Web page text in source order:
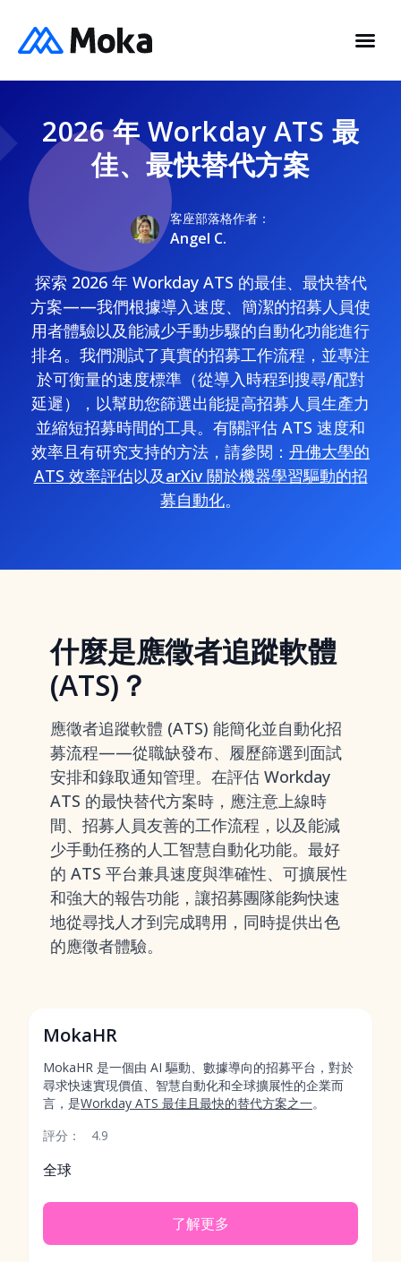
2026 年 Workday ATS 最
佳、最快替代方案
客座部落格作者：
Angel C.
探索 2026 年 Workday ATS 的最佳、最快替代
方案——我們根據導入速度、簡潔的招募人員使
用者體驗以及能減少手動步驟的自動化功能進行
排名。我們測試了真實的招募工作流程，並專注
於可衡量的速度標準（從導入時程到搜尋/配對
延遲），以幫助您篩選出能提高招募人員生產力
並縮短招募時間的工具。有關評估 ATS 速度和
效率且有研究支持的方法，請參閱： 丹佛大學的
ATS 效率評估以及arXiv 關於機器學習驅動的招
募自動化。
什麼是應徵者追蹤軟體
(ATS)？
應徵者追蹤軟體 (ATS) 能簡化並自動化招
募流程——從職缺發布、履歷篩選到面試
安排和錄取通知管理。在評估 Workday
ATS 的最快替代方案時，應注意上線時
間、招募人員友善的工作流程，以及能減
少手動任務的人工智慧自動化功能。最好
的 ATS 平台兼具速度與準確性、可擴展性
和強大的報告功能，讓招募團隊能夠快速
地從尋找人才到完成聘用，同時提供出色
的應徵者體驗。
MokaHR
MokaHR 是一個由 AI 驅動、數據導向的招募平台，對於
尋求快速實現價值、智慧自動化和全球擴展性的企業而
言，是Workday ATS 最佳且最快的替代方案之一。
評分：
4.9
全球
了解更多